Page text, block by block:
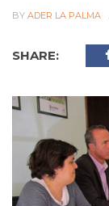
BY ADER LA PALMA
SHARE: